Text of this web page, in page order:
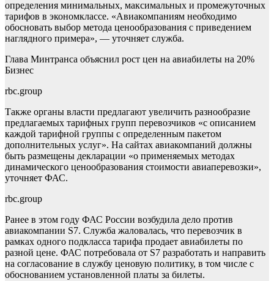
определения минимальных, максимальных и промежуточных
тарифов в экономклассе. «Авиакомпаниям необходимо
обосновать выбор метода ценообразования с приведением
наглядного примера», — уточняет служба.
Глава Минтранса объяснил рост цен на авиабилеты на 20%
Бизнес
rbc.group
Также органы власти предлагают увеличить разнообразие
предлагаемых тарифных групп перевозчиков «с описанием
каждой тарифной группы с определенным пакетом
дополнительных услуг». На сайтах авиакомпаний должны
быть размещены декларации «о применяемых методах
динамического ценообразования стоимости авиаперевозки»,
уточняет ФАС.
rbc.group
Ранее в этом году ФАС России возбудила дело против
авиакомпании S7. Служба жаловалась, что перевозчик в
рамках одного подкласса тарифа продает авиабилеты по
разной цене. ФАС потребовала от S7 разработать и направить
на согласование в службу ценовую политику, в том числе с
обоснованием установленной платы за билеты.